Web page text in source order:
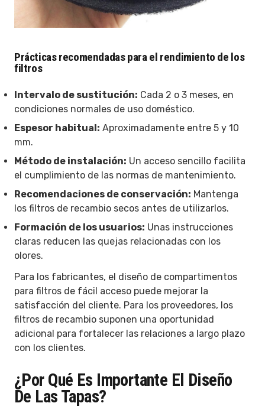
Prácticas recomendadas para el rendimiento de los
filtros
Intervalo de sustitución: Cada 2 o 3 meses, en
condiciones normales de uso doméstico.
Espesor habitual: Aproximadamente entre 5 y 10
mm.
Método de instalación: Un acceso sencillo facilita
el cumplimiento de las normas de mantenimiento.
Recomendaciones de conservación: Mantenga
los filtros de recambio secos antes de utilizarlos.
Formación de los usuarios: Unas instrucciones
claras reducen las quejas relacionadas con los
olores.
Para los fabricantes, el diseño de compartimentos
para filtros de fácil acceso puede mejorar la
satisfacción del cliente. Para los proveedores, los
filtros de recambio suponen una oportunidad
adicional para fortalecer las relaciones a largo plazo
con los clientes.
¿Por Qué Es Importante El Diseño
De Las Tapas?